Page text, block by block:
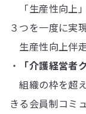
「生産性向上
３つを一度に実
生産性向上伴
・
「介護経営者
組織の枠を超
きる会員制コミ